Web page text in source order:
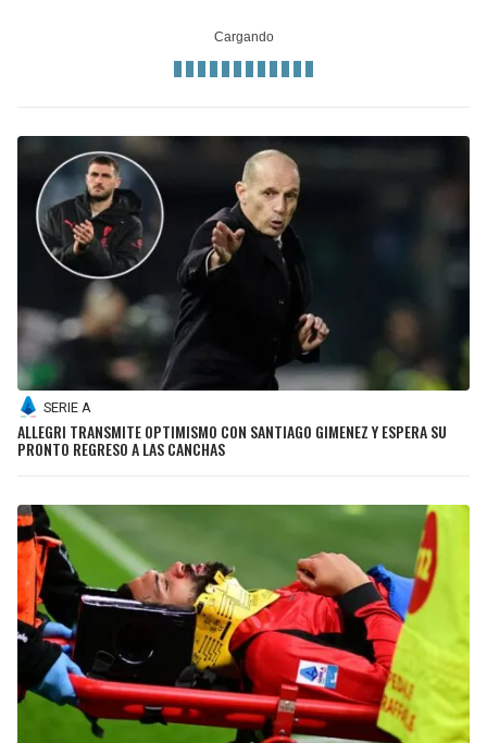
SERIE A
ALLEGRI TRANSMITE OPTIMISMO CON SANTIAGO GIMENEZ Y ESPERA SU
PRONTO REGRESO A LAS CANCHAS